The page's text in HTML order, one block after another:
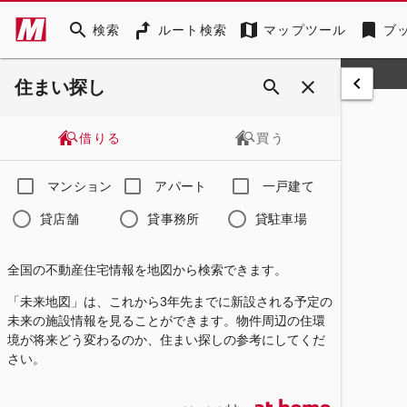
search 検索 ルート検索 map マップツール bookmark ブ
住まい探し search close
借りる 買う
マンション アパート 一戸建て
貸店舗 貸事務所 貸駐車場
全国の不動産住宅情報を地図から検索できます。
「未来地図」は、これから3年先までに新設される予定の
未来の施設情報を見ることができます。物件周辺の住環
境が将来どう変わるのか、住まい探しの参考にしてくだ
さい。
keyboard_arrow_left